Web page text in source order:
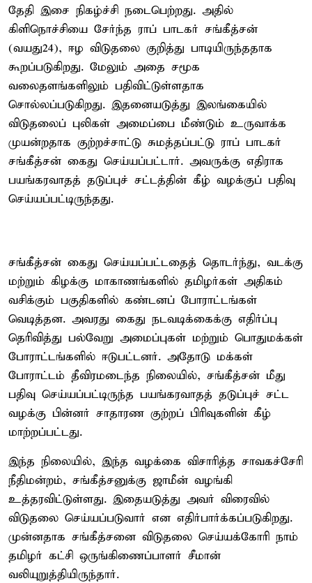
தேதி இசை நிகழ்ச்சி நடைபெற்றது. அதில்
கிளிநொச்சியை சேர்ந்த ராப் பாடகர் சங்கீத்சன்
(வயது24), ஈழ விடுதலை குறித்து பாடியிருந்ததாக
கூறப்படுகிறது. மேலும் அதை சமூக
வலைதளங்களிலும் பதிவிட்டுள்ளதாக
சொல்லப்படுகிறது. இதனையடுத்து இலங்கையில்
விடுதலைப் புலிகள் அமைப்பை மீண்டும் உருவாக்க
முயன்றதாக குற்றச்சாட்டு சுமத்தப்பட்டு ராப் பாடகர்
சங்கீத்சன் கைது செய்யப்பட்டார். அவருக்கு எதிராக
பயங்கரவாதத் தடுப்புச் சட்டத்தின் கீழ் வழக்குப் பதிவு
செய்யப்பட்டிருந்தது.
சங்கீத்சன் கைது செய்யப்பட்டதைத் தொடர்ந்து, வடக்கு
மற்றும் கிழக்கு மாகாணங்களில் தமிழர்கள் அதிகம்
வசிக்கும் பகுதிகளில் கண்டனப் போராட்டங்கள்
வெடித்தன. அவரது கைது நடவடிக்கைக்கு எதிர்ப்பு
தெரிவித்து பல்வேறு அமைப்புகள் மற்றும் பொதுமக்கள்
போராட்டங்களில் ஈடுபட்டனர். அதோடு மக்கள்
போராட்டம் தீவிரமடைந்த நிலையில், சங்கீத்சன் மீது
பதிவு செய்யப்பட்டிருந்த பயங்கரவாதத் தடுப்புச் சட்ட
வழக்கு பின்னர் சாதாரண குற்றப் பிரிவுகளின் கீழ்
மாற்றப்பட்டது.
இந்த நிலையில், இந்த வழக்கை விசாரித்த சாவகச்சேரி
நீதிமன்றம், சங்கீத்சனுக்கு ஜாமீன் வழங்கி
உத்தரவிட்டுள்ளது. இதையடுத்து அவர் விரைவில்
விடுதலை செய்யப்படுவார் என எதிர்பார்க்கப்படுகிறது.
முன்னதாக சங்கீத்சனை விடுதலை செய்யக்கோரி நாம்
தமிழர் கட்சி ஒருங்கிணைப்பாளர் சீமான்
வலியுறுத்தியிருந்தார்.